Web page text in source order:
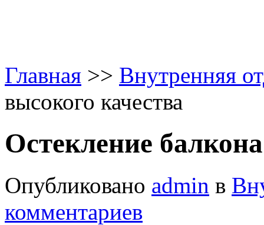
Главная >> Внутренняя
высокого качества
Остекление
Опубликовано admin в
комментариев